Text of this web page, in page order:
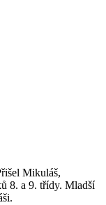
Mikuláš,
8. a 9. třídy. Mladší